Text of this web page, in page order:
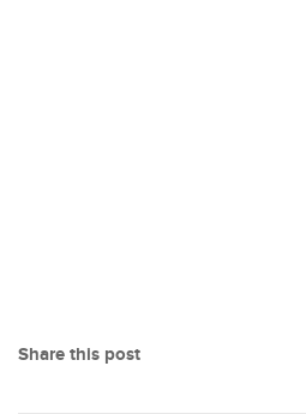
Share this post